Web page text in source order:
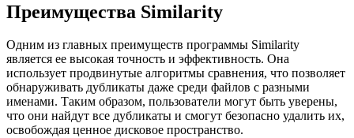
Преимущества Similarity
Одним из главных преимуществ программы Similarity
является ее высокая точность и эффективность. Она
использует продвинутые алгоритмы сравнения, что позволяет
обнаруживать дубликаты даже среди файлов с разными
именами. Таким образом, пользователи могут быть уверены,
что они найдут все дубликаты и смогут безопасно удалить их,
освобождая ценное дисковое пространство.